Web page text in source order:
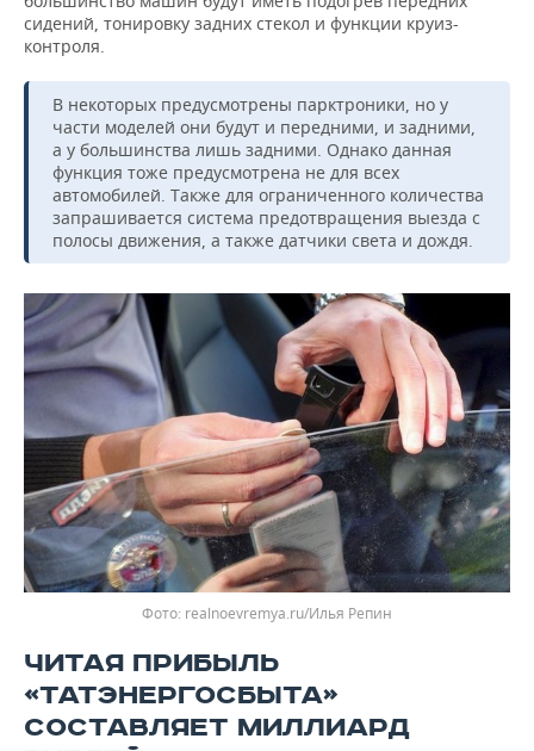
сидений, тонировку задних стекол и функции круиз-
контроля.
В некоторых предусмотрены парктроники, но у
части моделей они будут и передними, и задними,
а у большинства лишь задними. Однако данная
функция тоже предусмотрена не для всех
автомобилей. Также для ограниченного количества
запрашивается система предотвращения выезда с
полосы движения, а также датчики света и дождя.
Фото: realnoevremya.ru/Илья Репин
ЧИТАЯ ПРИБЫЛЬ
«ТАТЭНЕРГОСБЫТА»
СОСТАВЛЯЕТ МИЛЛИАРД